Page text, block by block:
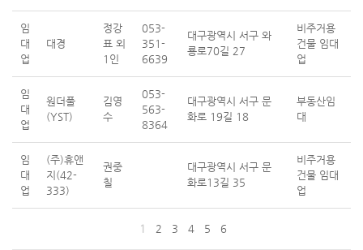
임
대
업
대경
정강
표 외
1인
053-
351-
6639
대구광역시 서구 와
룡로70길 27
비주거용
건물 임대
업
임
대
업
원더풀
(YST)
김영
수
053-
563-
8364
대구광역시 서구 문
화로 19길 18
부동산임
대
임
대
업
(주)휴앤
지(42-
333)
권중
칠
대구광역시 서구 문
화로13길 35
비주거용
건물 임대
업
1 2 3 4 5 6